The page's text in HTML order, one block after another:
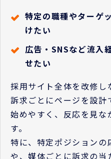
特定の職種やターゲ
けたい
広告・SNSなど流入
せたい
採用サイト全体を改修し
訴求ごとにページを設計
始めやすく、反応を見な
す。
特に、特定ポジションの
や、媒体ごとに訴求の当